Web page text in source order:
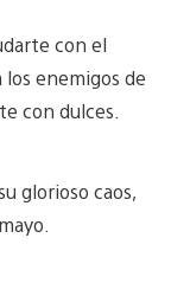
con el
los enemigos de
con dulces.
glorioso caos,